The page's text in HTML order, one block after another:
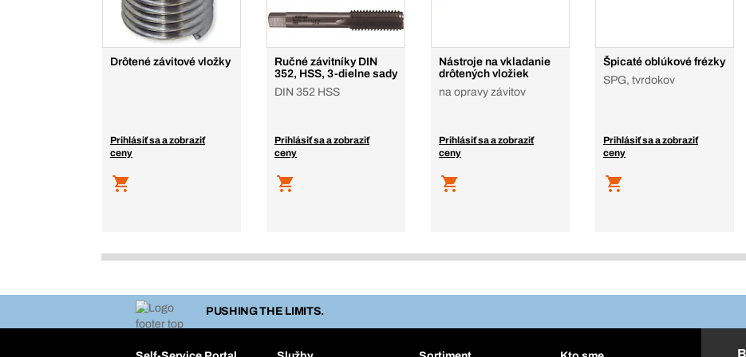
Drôtené závitové vložky
Prihlásiť sa a zobraziť
ceny
Ručné závitníky DIN
352, HSS, 3-dielne sady
DIN 352 HSS
Prihlásiť sa a zobraziť
ceny
Nástroje na vkladanie
drôtených vložiek
na opravy závitov
Prihlásiť sa a zobraziť
ceny
Špicaté oblúkové frézky
SPG, tvrdokov
Prihlásiť sa a zobraziť
ceny
PUSHING THE LIMITS.